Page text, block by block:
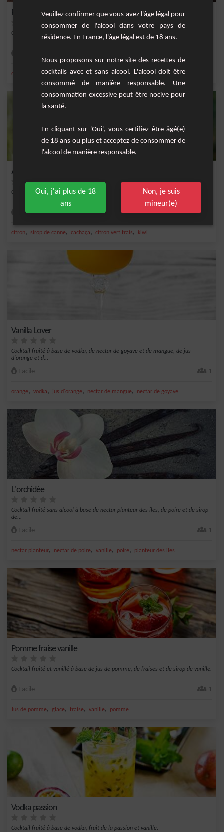
Punch Vanille
Cocktail corsé à base de vieux rhum, de vanille et de citron.
citron gousse de vanille,citron jaune, rhum vieux ,citron jaune frais
Aguacanina
Cocktail exotique kiwi et touche de vanille
Facile
citron, sirop de canne, cachaça, citron vert frais, kiwi
Vanilla Lover
Cocktail fruité à base de vodka, de nectar de goyave et de mangue, de jus
d'orange et d...
Facile 1
orange, vodka, jus d'orange, nectar de mangue, nectar de goyave
L'orchidée
Cocktail fruité sans alcool à base de nectar planteur des îles, de poire et de sirop
de...
Facile 1
nectar planteur, nectar de poire, vanille, poire, planteur des iles
Pomme fraise vanille
Cocktail fruité et vanillé à base de jus de pomme, de fraises et de sirop de vanille.
Facile 1
Jus de pomme, glace, fraise, vanille, pomme
Vodka passion
Cocktail fruité à base de vodka, fruit de la passion et vanille.
Veuillez confirmer que vous avez l'âge légal pour
consommer de l'alcool dans votre pays de
résidence. En France, l'âge légal est de 18 ans.
Nous proposons sur notre site des recettes de
cocktails avec et sans alcool. L'alcool doit être
consommé de manière responsable. Une
consommation excessive peut être nocive pour
la santé.
En cliquant sur 'Oui', vous certifiez être âgé(e)
de 18 ans ou plus et acceptez de consommer de
l'alcool de manière responsable.
Oui, j'ai plus de 18
ans
Non, je suis
mineur(e)